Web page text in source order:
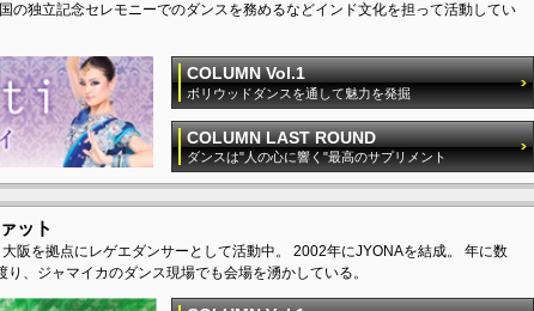
の独立記念セレモニーでのダンスを務めるなどインド文化を担って活動してい
COLUMN Vol.1
ボリウッドダンスを通して魅力を発掘
COLUMN LAST ROUND
ダンスは"人の心に響く"最高のサプリメント
ット
阪を拠点にレゲエダンサーとして活動中。 2002年にJYONAを結成。 年に数
、ジャマイカのダンス現場でも会場を湧かしている。